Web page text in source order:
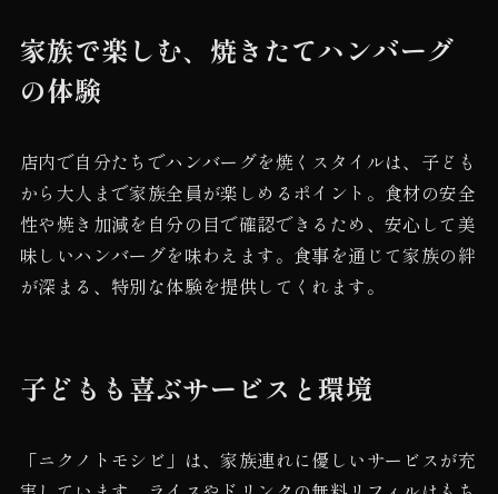
家族で楽しむ、焼きたてハンバーグ
の体験
店内で自分たちでハンバーグを焼くスタイルは、子ども
から大人まで家族全員が楽しめるポイント。食材の安全
性や焼き加減を自分の目で確認できるため、安心して美
味しいハンバーグを味わえます。食事を通じて家族の絆
が深まる、特別な体験を提供してくれます。
子どもも喜ぶサービスと環境
「ニクノトモシビ」は、家族連れに優しいサービスが充